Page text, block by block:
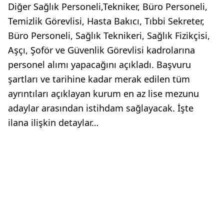
Diğer Sağlık Personeli,Tekniker, Büro Personeli,
Temizlik Görevlisi, Hasta Bakıcı, Tıbbi Sekreter,
Büro Personeli, Sağlık Teknikeri, Sağlık Fizikçisi,
Aşçı, Şoför ve Güvenlik Görevlisi kadrolarına
personel alımı yapacağını açıkladı. Başvuru
şartları ve tarihine kadar merak edilen tüm
ayrıntıları açıklayan kurum en az lise mezunu
adaylar arasından istihdam sağlayacak. İşte
ilana ilişkin detaylar…